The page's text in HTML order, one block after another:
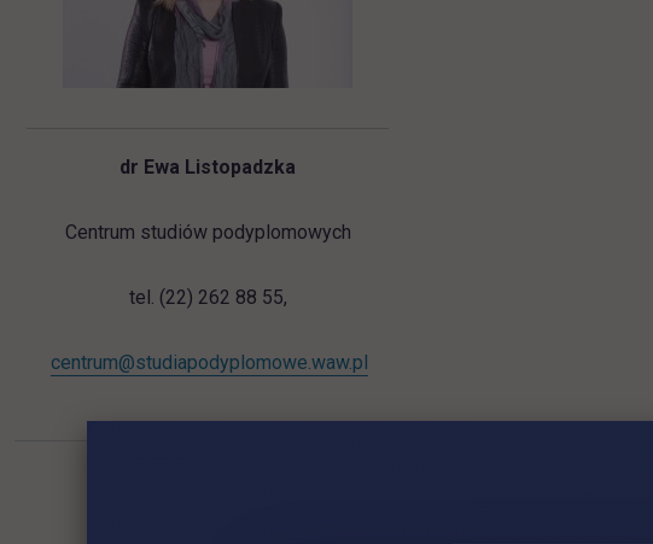
dr Ewa Listopadzka
Centrum studiów podyplomowych
tel. (22) 262 88 55,
centrum@studiapodyplomowe.waw.pl